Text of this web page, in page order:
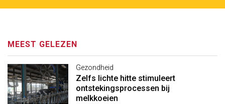
MEEST GELEZEN
Gezondheid
Zelfs lichte hitte stimuleert
ontstekingsprocessen bij
melkkoeien